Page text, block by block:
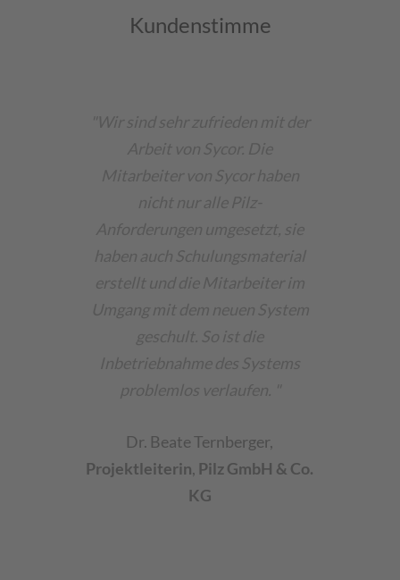
Kundenstimme
"Wir sind sehr zufrieden mit der
Arbeit von Sycor. Die
Mitarbeiter von Sycor haben
nicht nur alle Pilz-
Anforderungen umgesetzt, sie
haben auch Schulungsmaterial
erstellt und die Mitarbeiter im
Umgang mit dem neuen System
geschult. So ist die
Inbetriebnahme des Systems
problemlos verlaufen. "
Dr. Beate Ternberger,
Projektleiterin, Pilz GmbH & Co.
KG